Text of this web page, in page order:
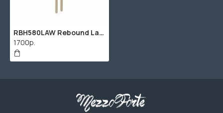
RBH580LAW Rebound Lacquered 5AB Long Барабанные палочки, орех гикори, деревянный наконечник, ProMark
1700р.